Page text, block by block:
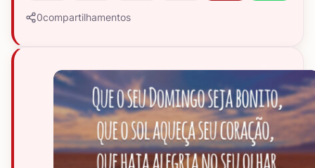
0compartilhamentos